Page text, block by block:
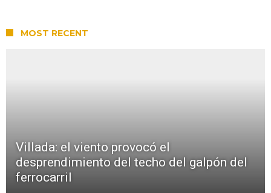
MOST RECENT
Villada: el viento provocó el
desprendimiento del techo del galpón del
ferrocarril